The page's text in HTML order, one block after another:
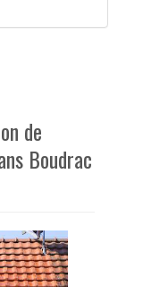
de
Boudrac